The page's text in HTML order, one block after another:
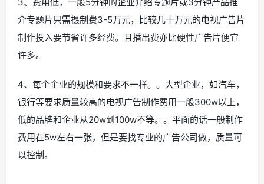
3、费用低，一般5分钟的企业介绍专题片或3分钟产品推
介专题片只需摄制费3-5万元，比较几十万元的电视广告片
制作投入要节省许多经费。且播出费亦比硬性广告片便宜
许多。
4、每个企业的规模和要求不一样。。大型企业，如汽车，
银行等要求质量较高的电视广告制作费用一般300w以上，
低的品牌和企业从20w到100w不等。。平面的话一般制作
费用在5w左右一张，但是要找专业的广告公司做，质量可
以控制。